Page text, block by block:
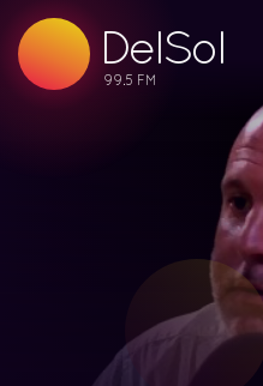
DelSol
99.5 FM
99.5 FM
99.5 FM